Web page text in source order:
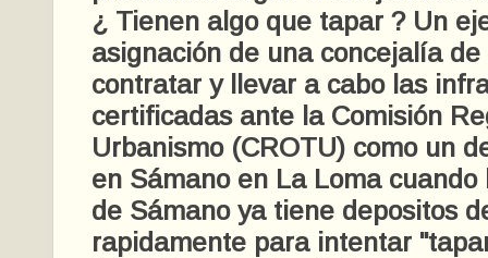
¿ Tienen algo que tapar ? Un
asignación de una concejalía
contratar y llevar a cabo las
certificadas ante la Comisión
Urbanismo (CROTU) como un
en Sámano en La Loma
de Sámano ya tiene depositos
rapidamente para intentar